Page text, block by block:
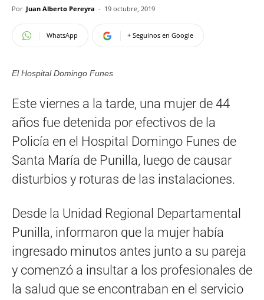
Por Juan Alberto Pereyra - 19 octubre, 2019
WhatsApp + Seguinos en Google
El Hospital Domingo Funes
Este viernes a la tarde, una mujer de 44
años fue detenida por efectivos de la
Policía en el Hospital Domingo Funes de
Santa María de Punilla, luego de causar
disturbios y roturas de las instalaciones.
Desde la Unidad Regional Departamental
Punilla, informaron que la mujer había
ingresado minutos antes junto a su pareja
y comenzó a insultar a los profesionales de
la salud que se encontraban en el servicio